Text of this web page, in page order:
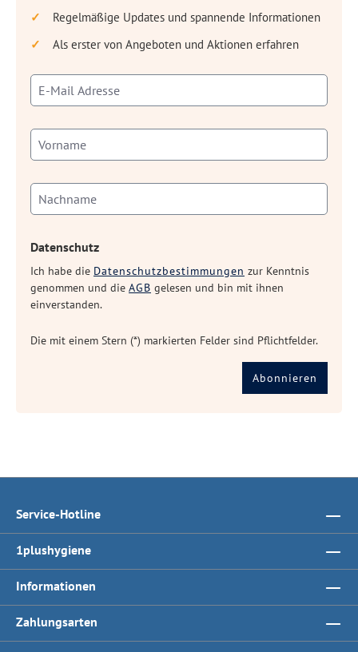
Regelmäßige Updates und spannende Informationen
Als erster von Angeboten und Aktionen erfahren
Datenschutz
Ich habe die Datenschutzbestimmungen zur Kenntnis
genommen und die AGB gelesen und bin mit ihnen
einverstanden.
Die mit einem Stern (*) markierten Felder sind Pflichtfelder.
Abonnieren
Service-Hotline
1plushygiene
Informationen
Zahlungsarten